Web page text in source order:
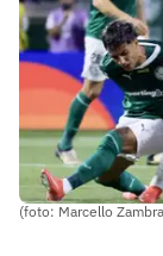
(foto: Marcello